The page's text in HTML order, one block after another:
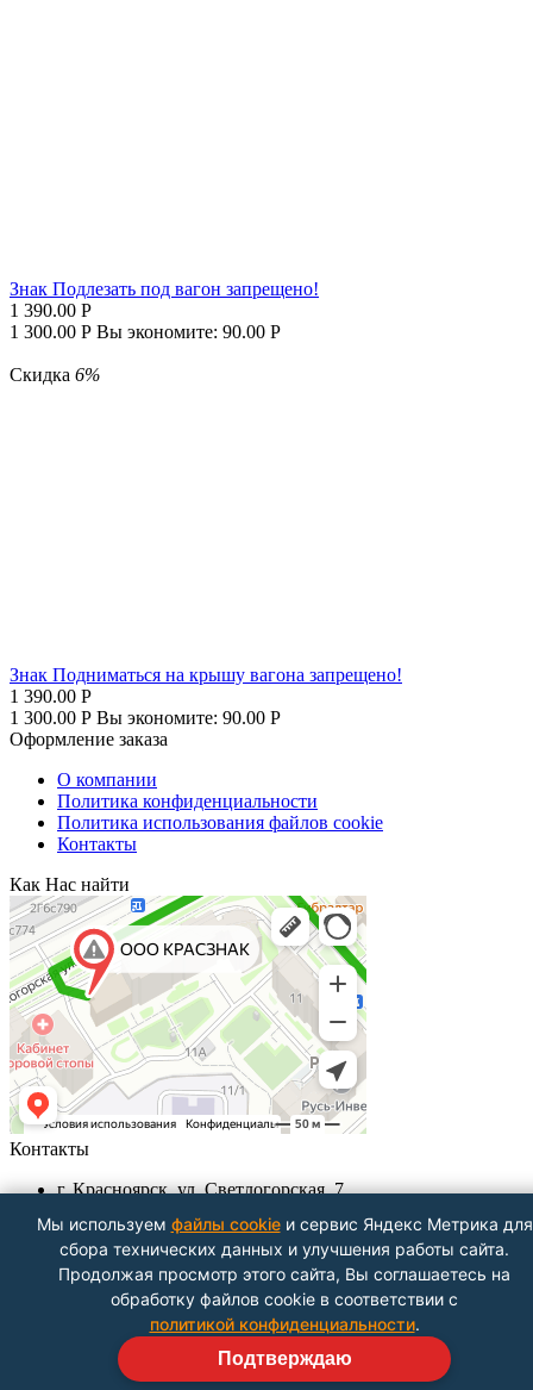
Знак Подлезать под вагон запрещено!
1 390.00 Р
1 300.00 Р Вы экономите: 90.00 Р
Скидка 6%
Знак Подниматься на крышу вагона запрещено!
1 390.00 Р
1 300.00 Р Вы экономите: 90.00 Р
Оформление заказа
О компании
Политика конфиденциальности
Политика использования файлов cookie
Контакты
Как Нас найти
Контакты
г. Красноярск, ул. Светлогорская, 7
Пн-Пт с 9.00 - до 18.00
info@krasznak24.ru
Посмотреть на карте
Мы используем файлы cookieи сервис Яндекс Метрика для
сбора технических данных и улучшения работы сайта.
Продолжая просмотр этого сайта, Вы соглашаетесь на
обработку файлов cookie в соответствии с
политикой конфиденциальности.
Подтверждаю